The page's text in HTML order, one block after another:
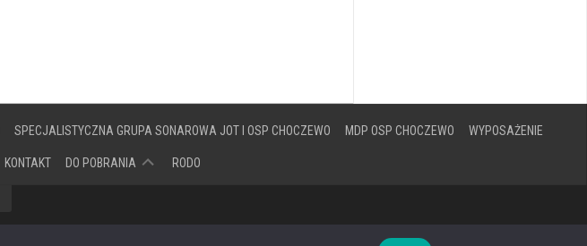
SPECJALISTYCZNA GRUPA SONAROWA JOT I OSP CHOCZEWO MDP OSP CHOCZEWO WYPOSAŻENIE
KONTAKT DO POBRANIA RODO